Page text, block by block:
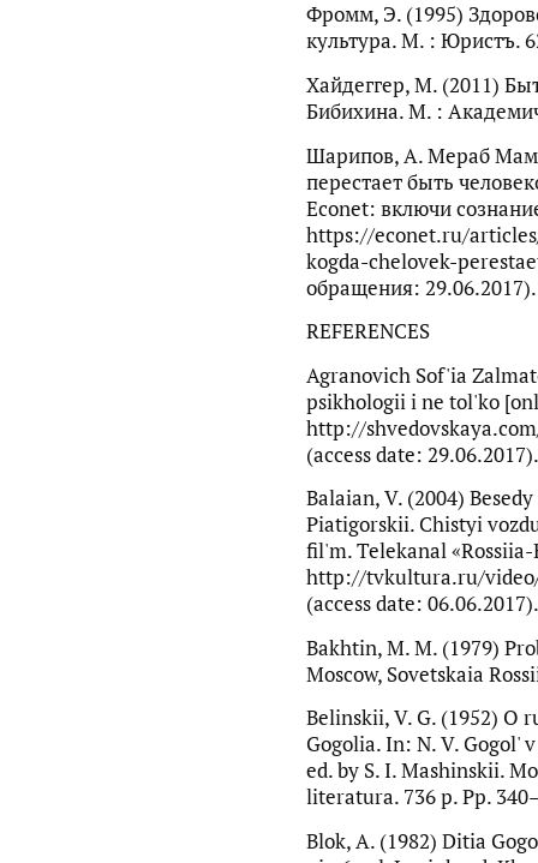
Фромм, Э. (1995)
культура. М. : Юристъ.
Хайдеггер, М. (2011)
Бибихина. М. :
Шарипов, А. Мераб
перестает быть
Econet: включи
https://econet.ru/
kogda-chelovek-
обращения: 29.06.2017).
REFERENCES
Agranovich Sof'ia
psikhologii i ne tol'ko
http://
(access date:
Balaian, V. (2004)
Piatigorskii. Chistyi
fil'm. Telekanal
http://tvkultura.ru/video/
(access date:
Bakhtin, M. M. (1979)
Moscow, Sovetskaia
Belinskii, V. G. (1952) O
Gogolia. In: N. V. Gogol'
ed. by S. I. Mashinskii.
literatura. 736 p. Pp.
Blok, A. (1982) Ditia